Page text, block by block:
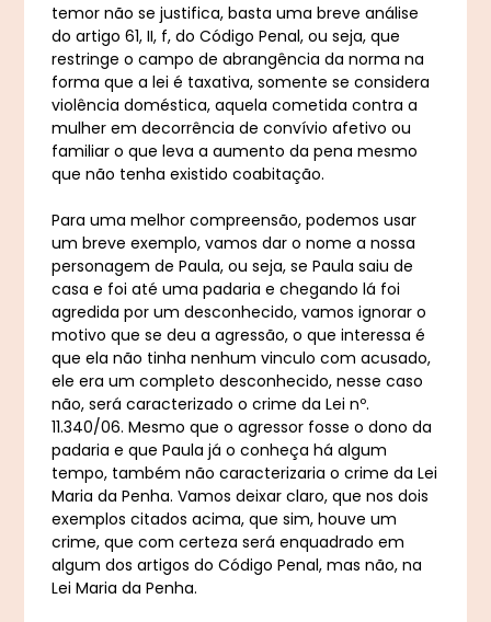
temor não se justifica, basta uma breve análise
do artigo 61, II, f, do Código Penal, ou seja, que
restringe o campo de abrangência da norma na
forma que a lei é taxativa, somente se considera
violência doméstica, aquela cometida contra a
mulher em decorrência de convívio afetivo ou
familiar o que leva a aumento da pena mesmo
que não tenha existido coabitação.
Para uma melhor compreensão, podemos usar
um breve exemplo, vamos dar o nome a nossa
personagem de Paula, ou seja, se Paula saiu de
casa e foi até uma padaria e chegando lá foi
agredida por um desconhecido, vamos ignorar o
motivo que se deu a agressão, o que interessa é
que ela não tinha nenhum vinculo com acusado,
ele era um completo desconhecido, nesse caso
não, será caracterizado o crime da Lei nº.
11.340/06. Mesmo que o agressor fosse o dono da
padaria e que Paula já o conheça há algum
tempo, também não caracterizaria o crime da Lei
Maria da Penha. Vamos deixar claro, que nos dois
exemplos citados acima, que sim, houve um
crime, que com certeza será enquadrado em
algum dos artigos do Código Penal, mas não, na
Lei Maria da Penha.